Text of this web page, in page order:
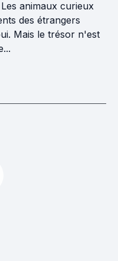
animaux curieux
des étrangers
Mais le trésor n'est